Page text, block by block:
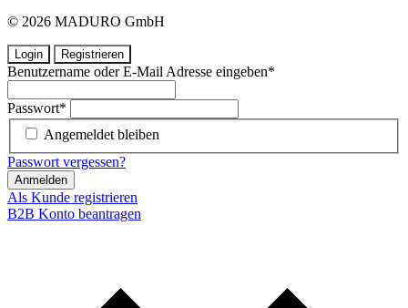
© 2026 MADURO GmbH
Login Registrieren
Benutzername oder E-Mail Adresse eingeben*
Passwort*
Angemeldet bleiben
Passwort vergessen?
Anmelden
Als Kunde registrieren
B2B Konto beantragen